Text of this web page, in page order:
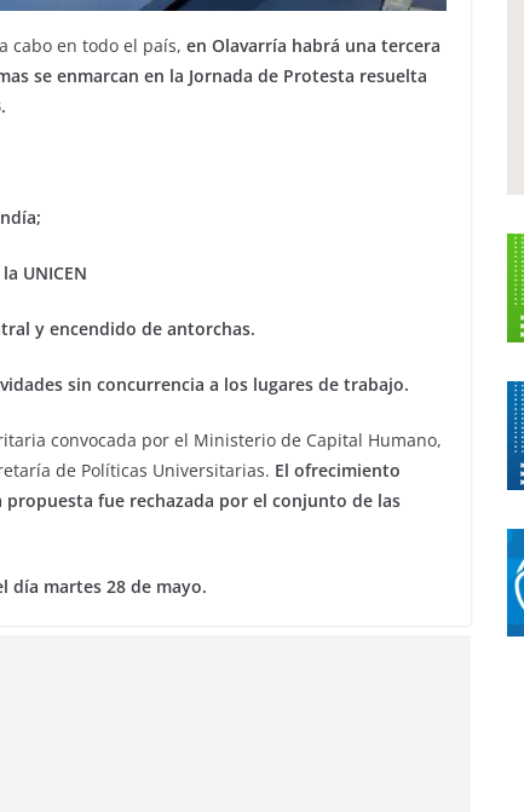
cabo en todo el país, en Olavarría habrá una tercera
se enmarcan en la Jornada de Protesta resuelta
UNICEN
y encendido de antorchas.
sin concurrencia a los lugares de trabajo.
convocada por el Ministerio de Capital Humano,
de Políticas Universitarias. El ofrecimiento
fue rechazada por el conjunto de las
día martes 28 de mayo.